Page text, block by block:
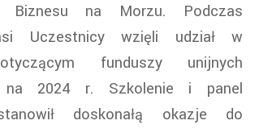
Biznesu na Morzu. Podczas
Uczestnicy wzięli udział w
funduszy unijnych
na 2024 r. Szkolenie i panel
doskonałą okazje do